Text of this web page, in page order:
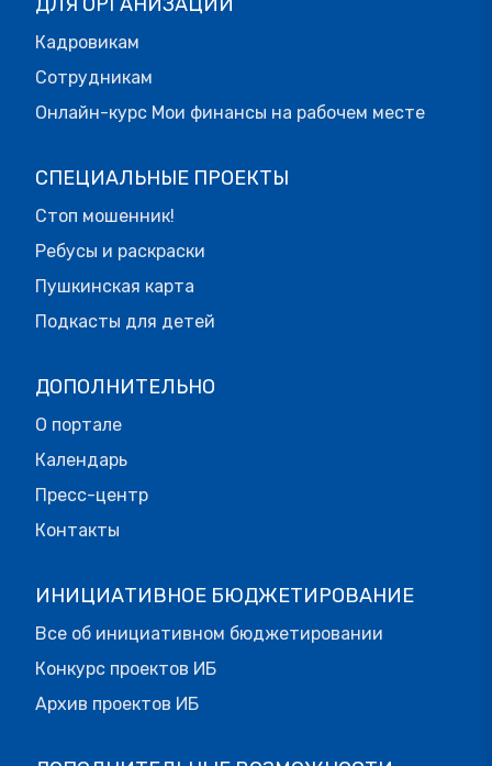
Кадровикам
Сотрудникам
Онлайн-курс Мои финансы на рабочем месте
СПЕЦИАЛЬНЫЕ ПРОЕКТЫ
Стоп мошенник!
Ребусы и раскраски
Пушкинская карта
Подкасты для детей
ДОПОЛНИТЕЛЬНО
О портале
Календарь
Пресс-центр
Контакты
ИНИЦИАТИВНОЕ БЮДЖЕТИРОВАНИЕ
Все об инициативном бюджетировании
Конкурс проектов ИБ
Архив проектов ИБ